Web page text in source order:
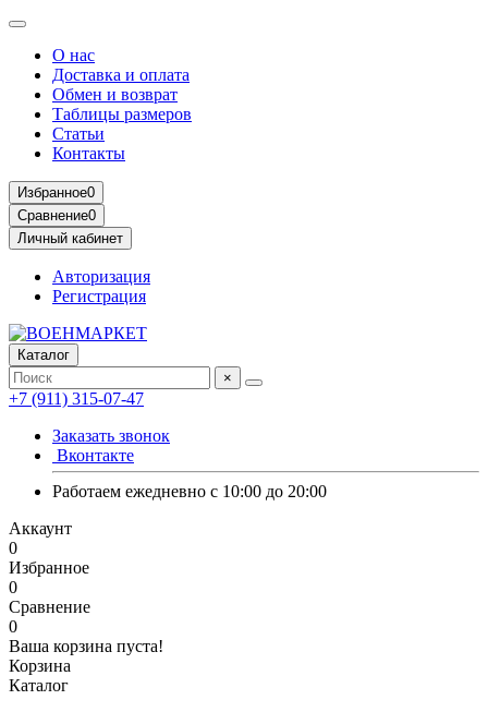
О нас
Доставка и оплата
Обмен и возврат
Таблицы размеров
Статьи
Контакты
Избранное0
Сравнение0
Личный кабинет
Авторизация
Регистрация
Каталог
×
+7 (911) 315-07-47
Заказать звонок
Вконтакте
Работаем ежедневно с 10:00 до 20:00
Аккаунт
0
Избранное
0
Сравнение
0
Ваша корзина пуста!
Корзина
Каталог